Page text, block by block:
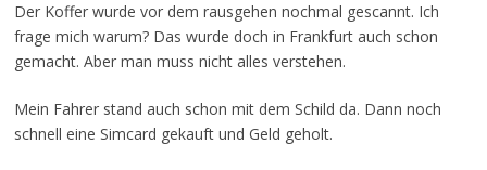
Der Koffer wurde vor dem rausgehen nochmal gescannt. Ich
frage mich warum? Das wurde doch in Frankfurt auch schon
gemacht. Aber man muss nicht alles verstehen.
Mein Fahrer stand auch schon mit dem Schild da. Dann noch
schnell eine Simcard gekauft und Geld geholt.